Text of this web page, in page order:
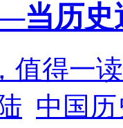
历史
值得一读
中国